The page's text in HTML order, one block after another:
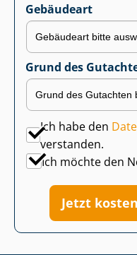
Gebäudeart
Grund des
Ich habe den
verstanden.
Ich möchte den
Jetzt